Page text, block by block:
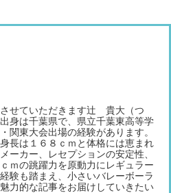
せていただきます辻 貴大（つ
身は千葉県で、県立千葉東高等学
関東大会出場の経験があります。
長は１６８ｃｍと体格には恵まれ
ーカー、レセプションの安定性、
ｍの跳躍力を原動力にレギュラー
験も踏まえ、小さいバレーボーラ
力的な記事をお届けしていきたい